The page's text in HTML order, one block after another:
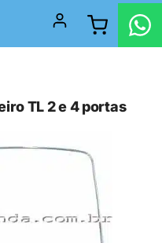
TL 2 e 4 portas